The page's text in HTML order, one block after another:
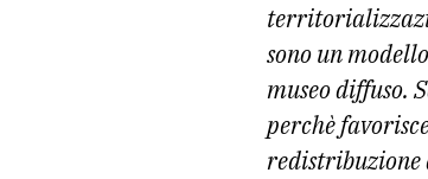
sono un
museo diffuso.
perchè
redistribuzione